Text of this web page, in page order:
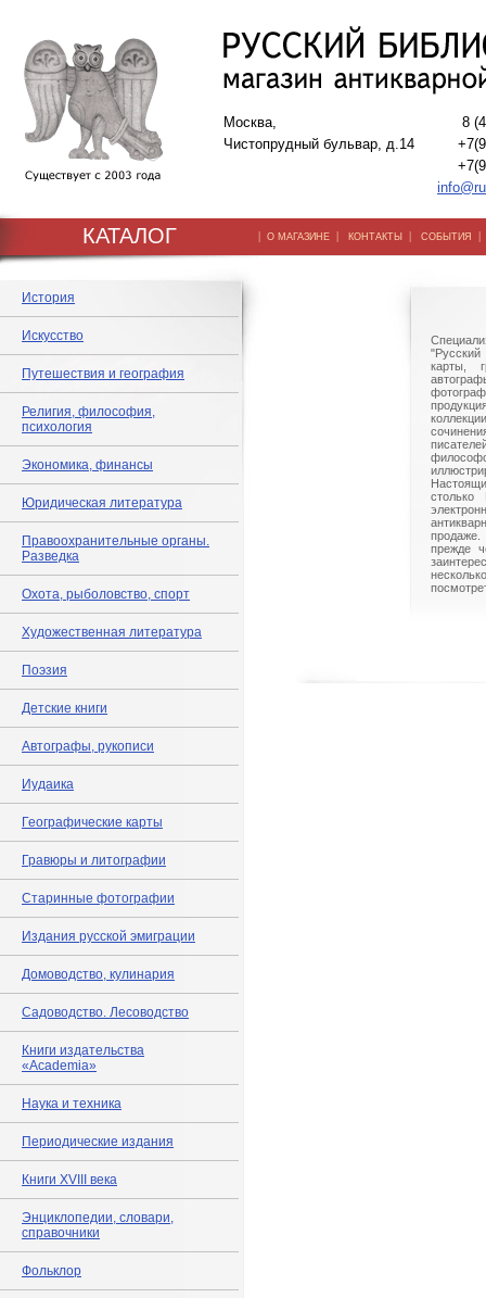
Москва,
Чистопрудный бульвар, д.14
8
КАТАЛОГ | О МАГАЗИНЕ | КОНТАКТЫ | СОБЫТИЯ
История
Искусство
Путешествия и география
Религия, философия,
психология
Экономика, финансы
Юридическая литература
Правоохранительные органы.
Разведка
Охота, рыболовство, спорт
Художественная литература
Поэзия
Детские книги
Автографы, рукописи
Иудаика
Географические карты
Гравюры и литографии
Старинные фотографии
Издания русской эмиграции
Домоводство, кулинария
Садоводство. Лесоводство
Книги издательства
«Academia»
Наука и техника
Периодические издания
Книги XVIII века
Энциклопедии, словари,
справочники
Фольклор
"Русский
карты,
столько
прежде